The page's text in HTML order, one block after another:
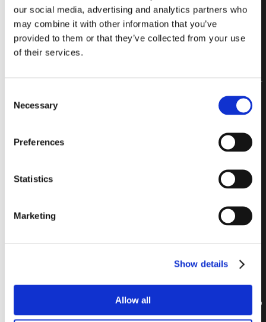
our social media, advertising and analytics partners who
may combine it with other information that you’ve
provided to them or that they’ve collected from your use
of their services.
Selection
Necessary
Preferences
Statistics
Marketing
Show details
Allow all
standard
internazionali
isolando gli
ambienti e
riducendo il
rumore di
Grazie alle loro
vetro insonorizzati sono
il materiale preferito